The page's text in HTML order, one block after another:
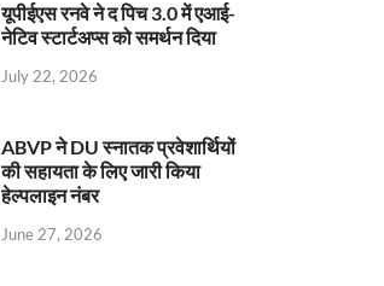
यूपीईएस रनवे ने द पिच 3.0 में एआई-
नेटिव स्टार्टअप्स को समर्थन दिया
July 22, 2026
ABVP ने DU स्नातक प्रवेशार्थियों
की सहायता के लिए जारी किया
हेल्पलाइन नंबर
June 27, 2026